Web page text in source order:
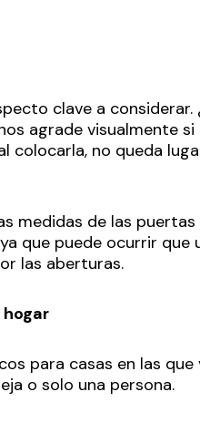
clave a considerar.
agrade visualmente
colocarla, no queda
medidas de las
que puede ocurrir que
las aberturas.
para casas en las que
o solo una persona.